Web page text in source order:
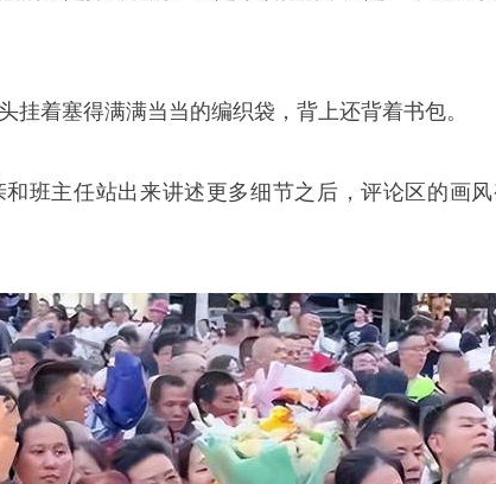
挂着塞得满满当当的编织袋，背上还背着书包。
班主任站出来讲述更多细节之后，评论区的画